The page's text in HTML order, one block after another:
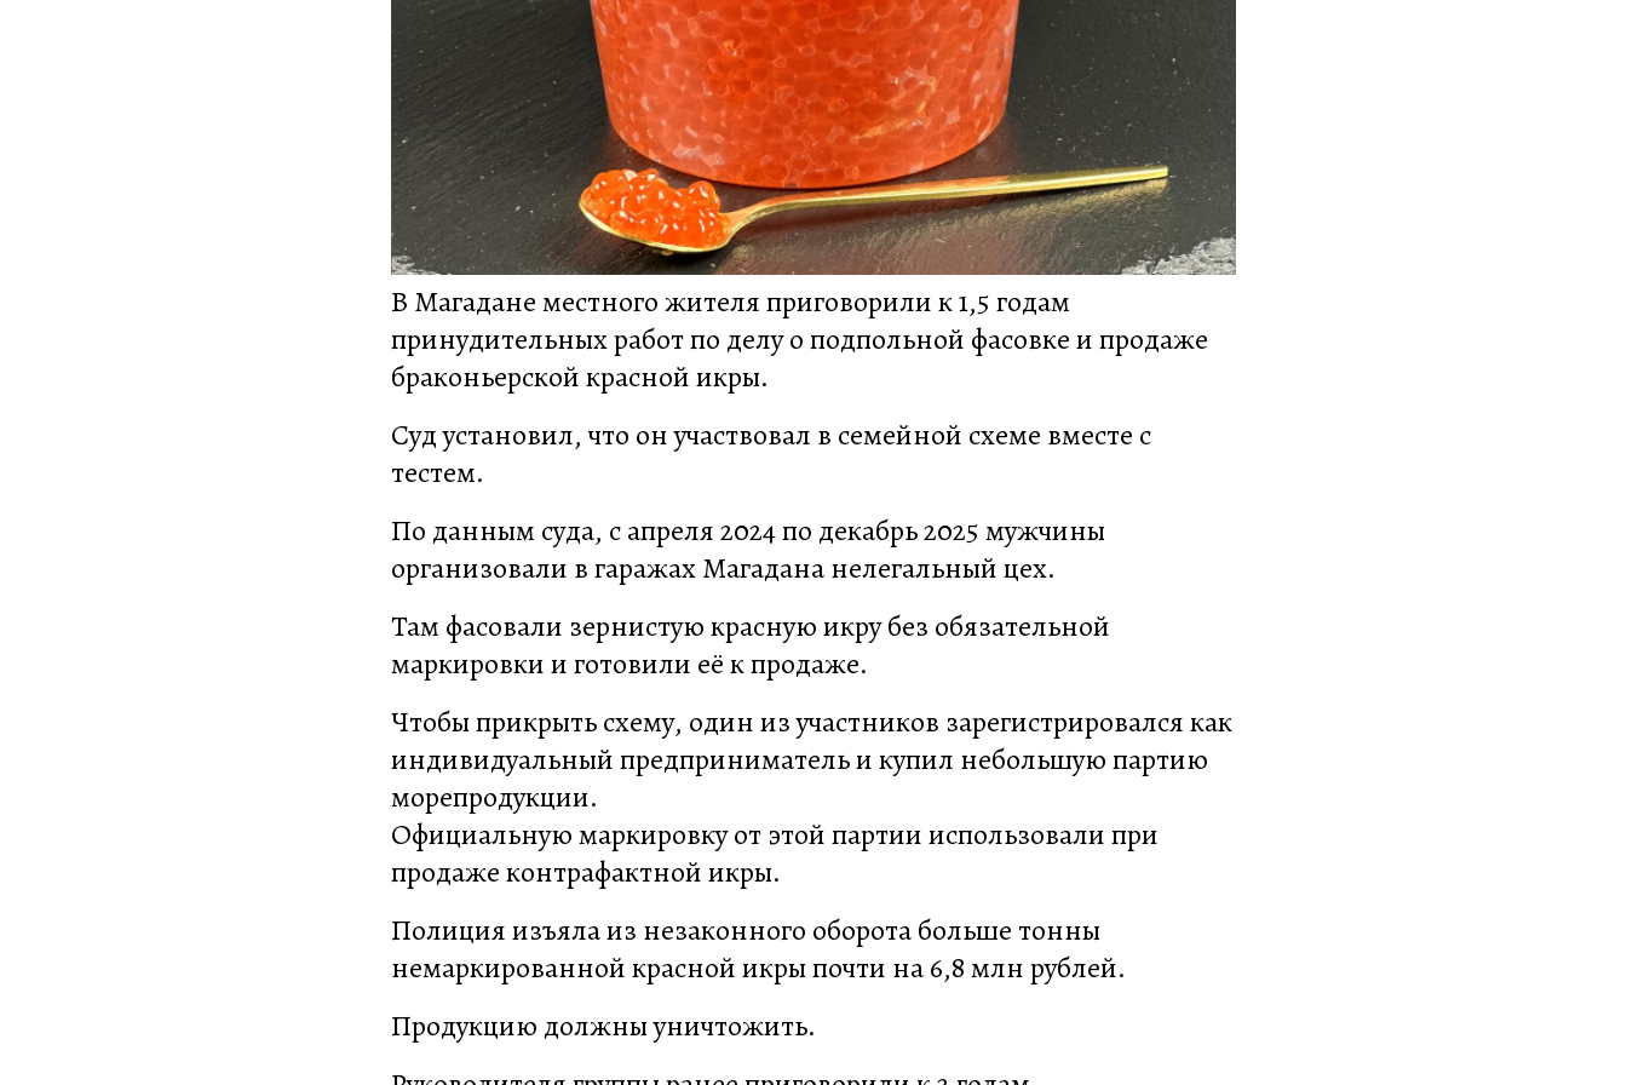
В Магадане местного жителя приговорили к 1,5 годам
принудительных работ по делу о подпольной фасовке и продаже
браконьерской красной икры.
Суд установил, что он участвовал в семейной схеме вместе с
тестем.
По данным суда, с апреля 2024 по декабрь 2025 мужчины
организовали в гаражах Магадана нелегальный цех.
Там фасовали зернистую красную икру без обязательной
маркировки и готовили её к продаже.
Чтобы прикрыть схему, один из участников зарегистрировался как
индивидуальный предприниматель и купил небольшую партию
морепродукции.
Официальную маркировку от этой партии использовали при
продаже контрафактной икры.
Полиция изъяла из незаконного оборота больше тонны
немаркированной красной икры почти на 6,8 млн рублей.
Продукцию должны уничтожить.